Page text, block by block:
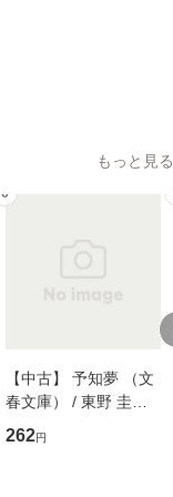
もっと見る
6
【中古】 予知夢 （文
春文庫） / 東野 圭吾 /
文藝春秋 [文庫]【メー
ル便送料無料】
262円